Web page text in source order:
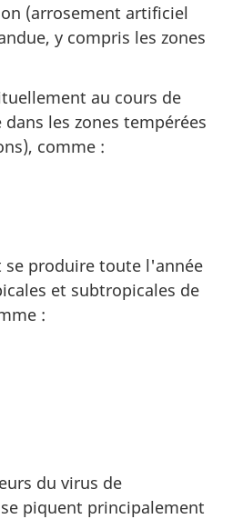
(arrosement artificiel
y compris les zones
au cours de
les zones tempérées
comme :
se produire toute l'année
et subtropicales de
:
du virus de
piquent principalement